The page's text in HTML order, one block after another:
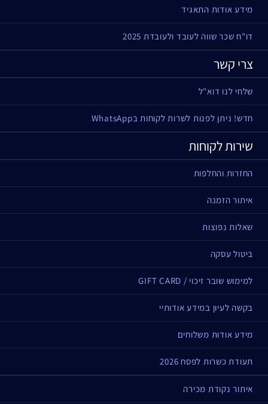
מידע אודות התאגיד
דו"ח שכר שווה לעובד ולעובדת 2025
צרי קשר
שלחי לנו דוא"ל
חדש! ניתן לפנות לשרות לקוחות בWhatsApp
שירות לקוחות
החזרות והחלפות
איתור הזמנה
שאלות נפוצות
ביטול עסקה
למימוש שובר זיכוי / GIFT CARD
בקשה לעיון במידע אודותיי
מידע אודות משלוחים
תעודת כשרות לפסח 2026
איתור נקודת מכירה